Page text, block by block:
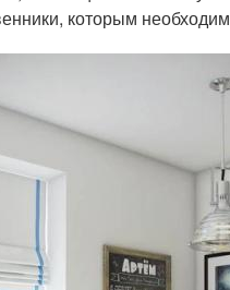
которым